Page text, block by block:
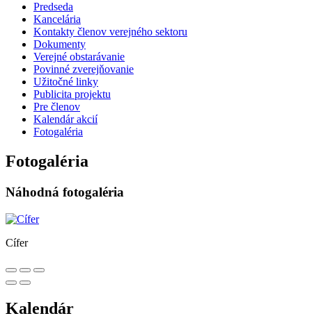
Predseda
Kancelária
Kontakty členov verejného sektoru
Dokumenty
Verejné obstarávanie
Povinné zverejňovanie
Užitočné linky
Publicita projektu
Pre členov
Kalendár akcií
Fotogaléria
Fotogaléria
Náhodná fotogaléria
Cífer
Kalendár